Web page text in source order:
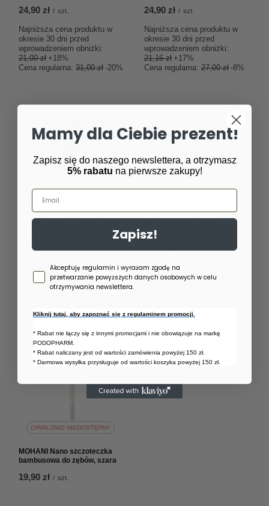
24,90 zł / szt.
Najniższa cena produktu w
okresie 30 dni przed
wprowadzeniem obniżki:
21,00 zł +18%
Cena regularna: 31,00 zł -20%
24,90 zł / szt.
Najniższa cena produktu w
okresie 30 dni przed
wprowadzeniem obniżki:
21,16 zł +17%
Cena regularna: 27,00 zł -8%
CHWILOWO NIEDOSTĘPNY
MOHANI Biodegradowalna nić
dentystyczna, miętowa - opak.
39,90 zł
Najniższa cena produktu w
okresie 30 dni przed
wprowadzeniem obniżki:
MOHANI Bambusowa
szczoteczka do zębów, czarna,
włosie średnie
CHWILOWO NIEDOSTĘPNY
MOHANI Nano szczoteczka
bambusowa do zębów, szara
19,90 zł / szt.
Mamy dla Ciebie prezent!
Zapisz się do naszego newslettera, a otrzymasz
5% rabatu na pierwsze zakupy!
Email
Zapisz!
Zgoda newsletter
Akceptuję regulamin i wyrażam zgodę na
przetwarzanie powyższych danych osobowych w celu
otrzymywania newslettera.
Kliknij tutaj, aby zapoznać się z regulaminem promocji.
* Rabat nie łączy się z innymi promocjami i nie obowiązuje na markę
PODOPHARM.
* Rabat naliczany jest od wartości zamówienia powyżej 150 zł.
* Darmowa wysyłka przysługuje od wartości koszyka powyżej 150 zł.